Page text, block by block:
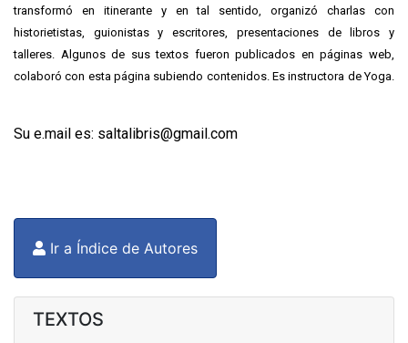
transformó en itinerante y en tal sentido, organizó charlas con
historietistas, guionistas y escritores, presentaciones de libros y
talleres. Algunos de sus textos fueron publicados en páginas web,
colaboró con esta página subiendo contenidos. Es instructora de Yoga.
Su e.mail es: saltalibris@gmail.com
Ir a Índice de Autores
TEXTOS